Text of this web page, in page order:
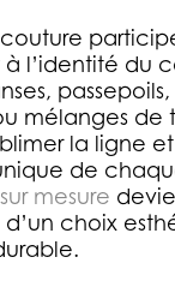
couture
l’identité du
mélanges de
la ligne
de
mesure
d’un choix